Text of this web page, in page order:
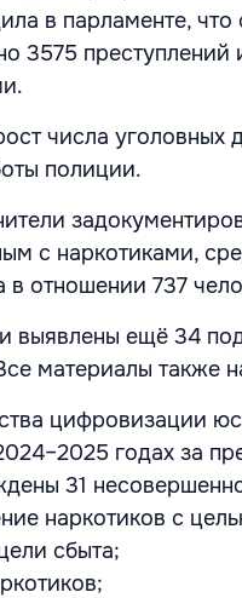
в парламенте, что
3575
числа уголовных
полиции.
с наркотиками,
отношении 737
выявлены ещё 34
материалы также
цифровизации
годах за
31
наркотиков с
сбыта;